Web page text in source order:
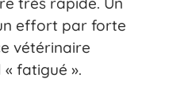
effort par forte
vétérinaire
fatigué ».